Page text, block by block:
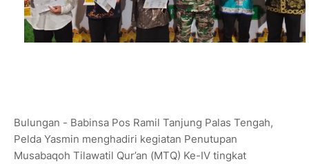
Bulungan - Babinsa Pos Ramil Tanjung Palas Tengah,
Pelda Yasmin menghadiri kegiatan Penutupan
Musabaqoh Tilawatil Qur’an (MTQ) Ke-IV tingkat